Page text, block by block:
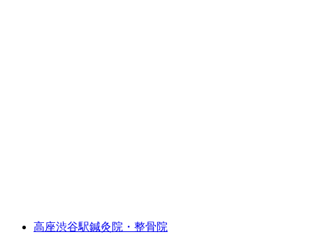
高座渋谷駅鍼灸院・整骨院